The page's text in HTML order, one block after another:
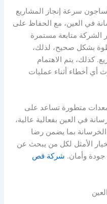
سرعة إنجاز المشاريع
في العين، مع الحفاظ على
الشركة متابعة مستمرة
بشكل صحيح، لذلك،
كذلك، يتم الاهتمام
أي أخطاء أثناء عمليات
متطورة تساعد على
في العين بفعالية عالية،
الخرسانة بما يضمن رضا
الأمثل لكل من يبحث عن
جودة وأمان. شركة قص